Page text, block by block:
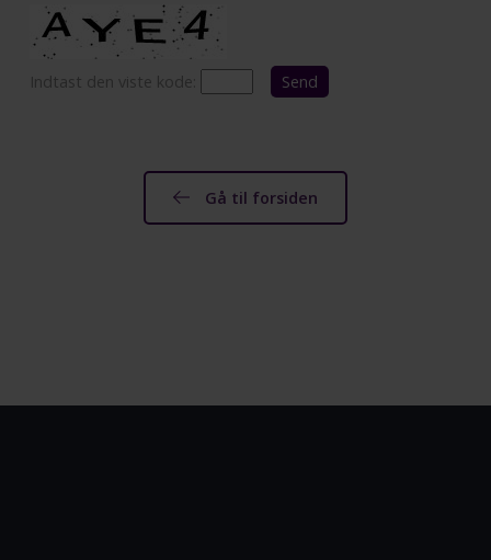
Indtast den viste kode:
Gå til forsiden